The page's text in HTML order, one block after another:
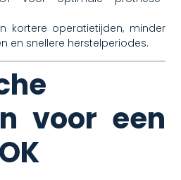
kortere operatietijden, minder
en snellere herstelperiodes.
voor een